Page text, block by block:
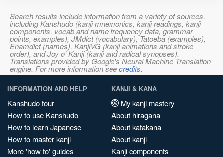
Search results include information from a variety of sources,
including Kanshudo (kanji mnemonics, kanji readings, kanji
components, vocab and name frequency data, grammar
points, examples), JMdict (vocabulary), Tatoeba (examples),
Enamdict (names), KanjiVG (kanji animations and stroke
order), and Joy o' Kanji (kanji and radical synopses).
Translations provided by Google's Neural Machine Translation
engine. For more information seecredits.
INFORMATION AND HELP
Kanshudo tour
How to use Kanshudo
How to learn Japanese
How to master kanji
More 'how to' guides
KANJI & KANA
My kanji mastery
About hiragana
About katakana
About kanji
Kanji components